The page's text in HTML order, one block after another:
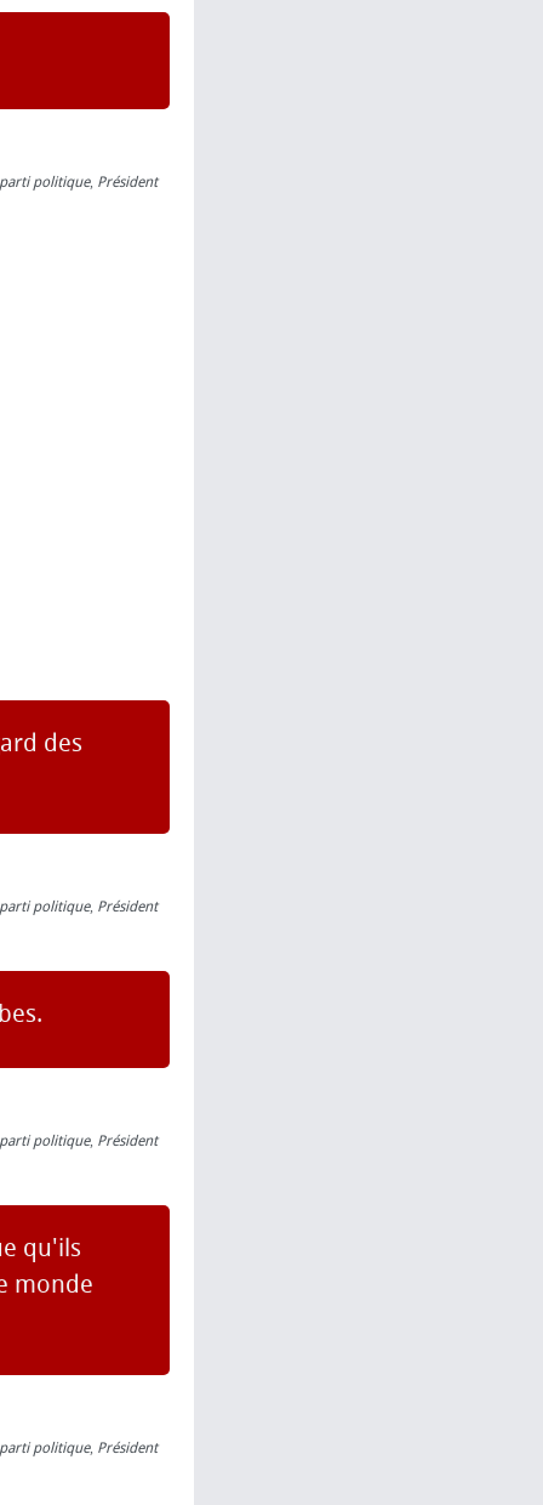
politique, Président
des
politique, Président
politique, Président
qu'ils
monde
politique, Président